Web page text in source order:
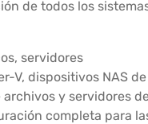
de todos los
servidores
V, dispositivos NAS de
y servidores
completa para